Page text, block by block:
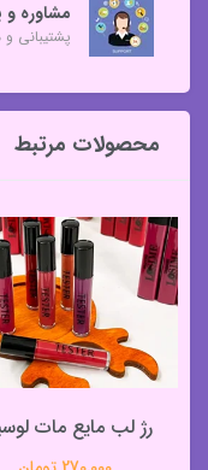
مشاوره و
پشتیبانی
محصولات مرتبط
رژ لب مایع مات